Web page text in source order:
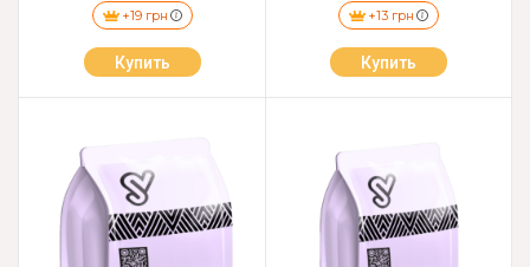
+19 грн
Купить
+13 грн
Купить